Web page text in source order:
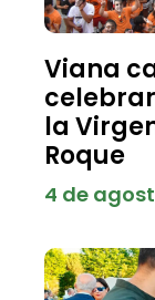
Viana
la
Roque
4 de